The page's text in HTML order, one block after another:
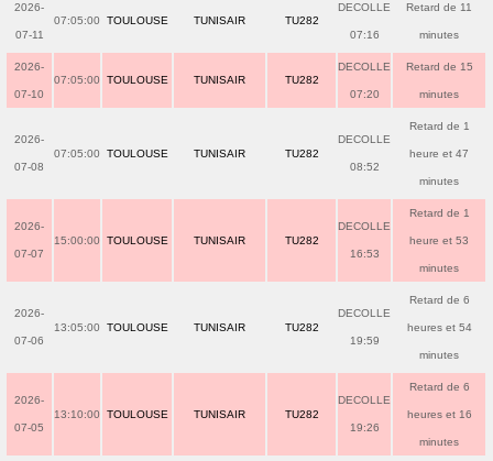
2026-
07-11
07:05:00 TOULOUSE TUNISAIR TU282
DECOLLE
07:16
Retard de 11
minutes
2026-
07-10
07:05:00 TOULOUSE TUNISAIR TU282
DECOLLE
07:20
Retard de 15
minutes
2026-
07-08
07:05:00 TOULOUSE TUNISAIR TU282
DECOLLE
08:52
Retard de 1
heure et 47
minutes
2026-
07-07
15:00:00 TOULOUSE TUNISAIR TU282
DECOLLE
16:53
Retard de 1
heure et 53
minutes
2026-
07-06
13:05:00 TOULOUSE TUNISAIR TU282
DECOLLE
19:59
Retard de 6
heures et 54
minutes
2026-
07-05
13:10:00 TOULOUSE TUNISAIR TU282
DECOLLE
19:26
Retard de 6
heures et 16
minutes